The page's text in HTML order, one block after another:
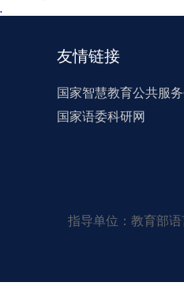
友情链接
国家智慧教育公共服
国家语委科研网
指导单位：教育部